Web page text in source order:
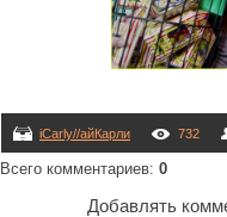
iCarly//айКарли 732
Всего комментариев: 0
Добавлять